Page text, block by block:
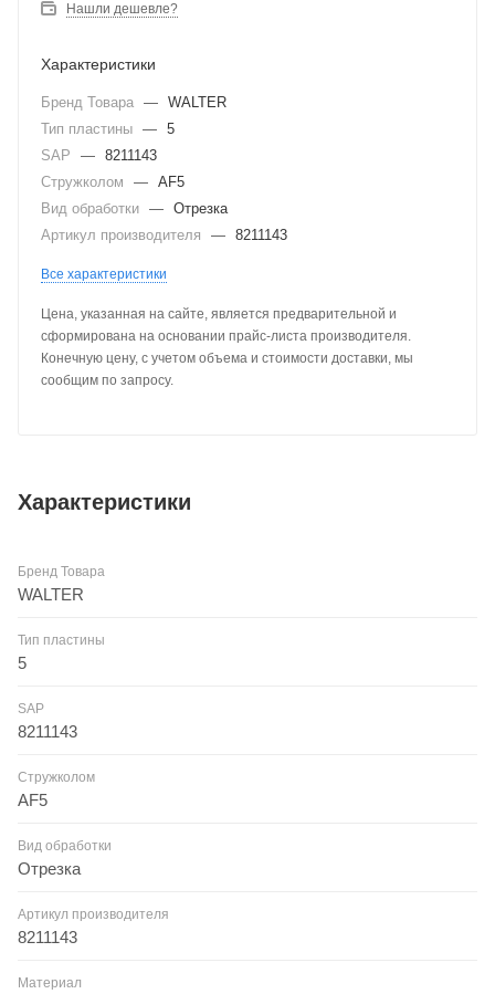
Нашли дешевле?
Характеристики
Бренд Товара — WALTER
Тип пластины — 5
SAP
— 8211143
Стружколом
— AF5
Вид обработки — Отрезка
Артикул производителя
— 8211143
Все характеристики
Цена, указанная на сайте, является предварительной и
сформирована на основании прайс-листа производителя.
Конечную цену, с учетом объема и стоимости доставки, мы
сообщим по запросу.
Характеристики
Бренд Товара
WALTER
Тип пластины
5
SAP
8211143
Стружколом
AF5
Вид обработки
Отрезка
Артикул производителя
8211143
Материал